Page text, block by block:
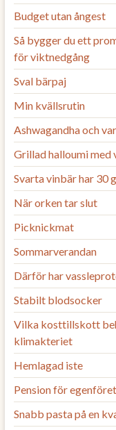
Budget utan ångest
Så bygger du ett
för viktnedgång
Sval bärpaj
Min kvällsrutin
Ashwagandha och
Grillad halloumi med
Svarta vinbär har 30
När orken tar slut
Picknickmat
Sommarverandan
Därför har
Stabilt blodsocker
Vilka kosttillskott
klimakteriet
Hemlagad iste
Pension för
Snabb pasta på en